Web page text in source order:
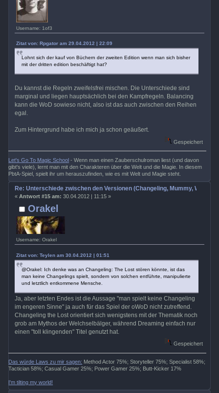
Username: 1of3
Zitat von: Rpgator am 29.04.2012 | 22:09
Lohnt sich der kauf von Büchern der zweiten Edition wenn man sich bisher
mit der dritten edition beschäftigt hat?
Du kannst die Regeln zweifelsfrei mischen. Die Unterschiede sind
marginal und liegen hauptsächlich bei den Kampfregeln. Balancing
kann die WoD sowieso nicht, also ist das auch zwischen den Reihen
egal.
Zum Hintergrund habe ich mich ja schon geäußert.
Gespeichert
Let's Go To Magic School - Wenn man einen Zauberschulroman liest (und davon
gibt's viele), lernt man mit den Charakteren über die Welt und die Magie. In diesem
PbtA-Spiel, spielt ihr um herauszufinden, wie es mit Welt und Magie steht.
Orakel
Username: Orakel
Re: Unterschiede zwischen den Versionen (Changeling, Mummy, Wrath
« Antwort #15 am: 30.04.2012 | 11:15 »
Zitat von: Teylen am 30.04.2012 | 01:51
@Orakel: Ich denke was an Changeling: The Lost stören könnte, ist das
man keine Changelings spielt, sondern von solchen entführte, manipulierte
und letztlich entkommene Mensche.
Ja, aber letzten Endes ist die Aussage "man spielt keine Changeling
im engeren Sinne" ja auch für das Spiel der oWoD nicht zutreffend.
Changeling the Lost orientiert sich wenigstens mit der Thematik noch
grob am Mythos der Welchselbälger, während Dreaming einfach nur
einen "toll klingenden" Titel genutzt hat.
Gespeichert
Das würde Laws zu mir sagen: Method Actor 75%; Storyteller 75%; Specialist 58%;
Tactician 58%; Casual Gamer 25%; Power Gamer 25%; Butt-Kicker 17%
I'm tilting my world!